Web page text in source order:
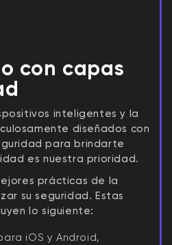
con capas
inteligentes y la
diseñados con
para brindarte
es nuestra prioridad.
prácticas de la
su seguridad. Estas
lo siguiente:
iOS y Android,